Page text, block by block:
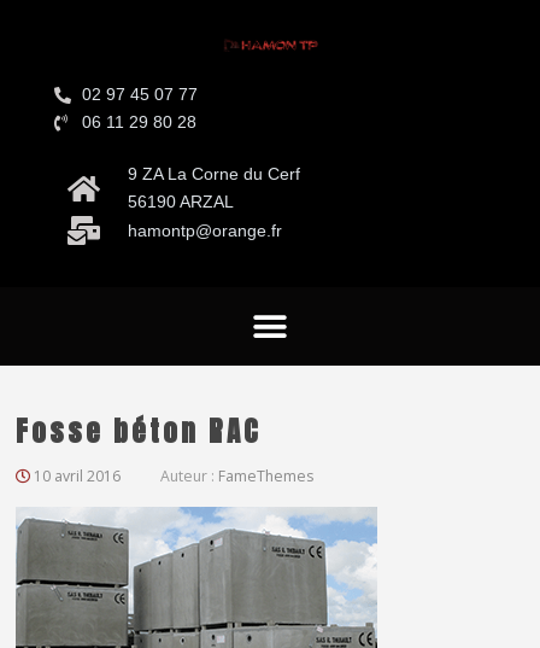
02 97 45 07 77
06 11 29 80 28
9 ZA La Corne du Cerf
56190 ARZAL
hamontp@orange.fr
Fosse béton RAC
10 avril 2016 Auteur : FameThemes